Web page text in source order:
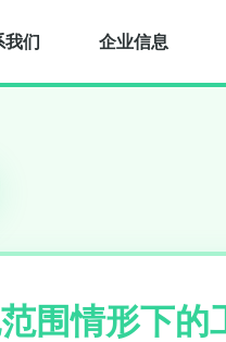
我们 企业信息
围情形下的